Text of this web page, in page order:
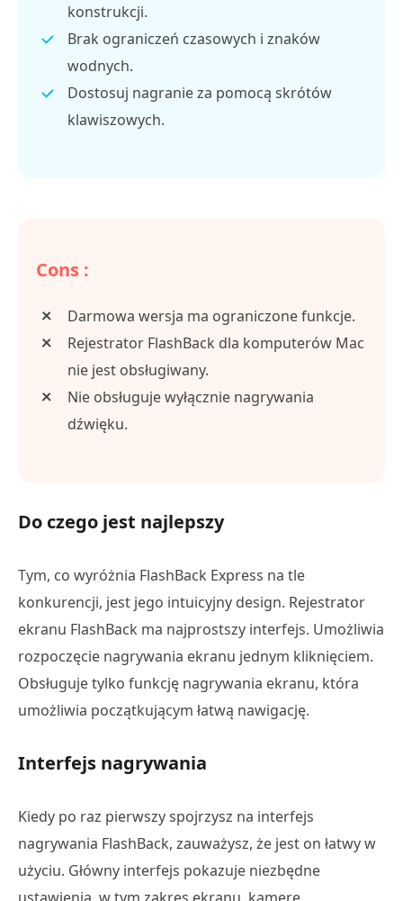
konstrukcji.
Brak ograniczeń czasowych i znaków
wodnych.
Dostosuj nagranie za pomocą skrótów
klawiszowych.
Cons :
Darmowa wersja ma ograniczone funkcje.
Rejestrator FlashBack dla komputerów Mac
nie jest obsługiwany.
Nie obsługuje wyłącznie nagrywania
dźwięku.
Do czego jest najlepszy
Tym, co wyróżnia FlashBack Express na tle
konkurencji, jest jego intuicyjny design. Rejestrator
ekranu FlashBack ma najprostszy interfejs. Umożliwia
rozpoczęcie nagrywania ekranu jednym kliknięciem.
Obsługuje tylko funkcję nagrywania ekranu, która
umożliwia początkującym łatwą nawigację.
Interfejs nagrywania
Kiedy po raz pierwszy spojrzysz na interfejs
nagrywania FlashBack, zauważysz, że jest on łatwy w
użyciu. Główny interfejs pokazuje niezbędne
ustawienia, w tym zakres ekranu, kamerę